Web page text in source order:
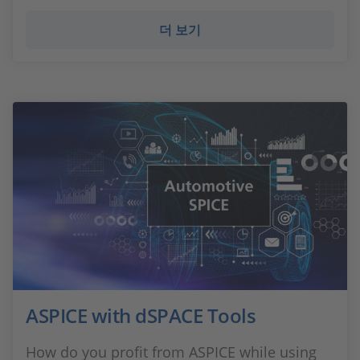
더 보기
ASPICE with dSPACE Tools
How do you profit from ASPICE while using